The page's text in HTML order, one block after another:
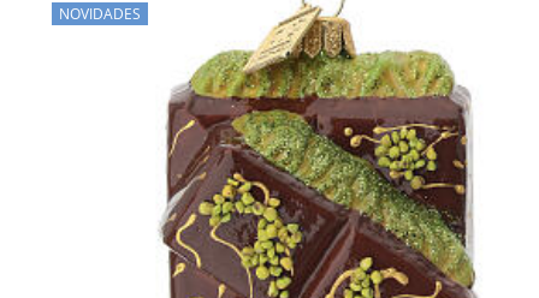
NOVIDADES